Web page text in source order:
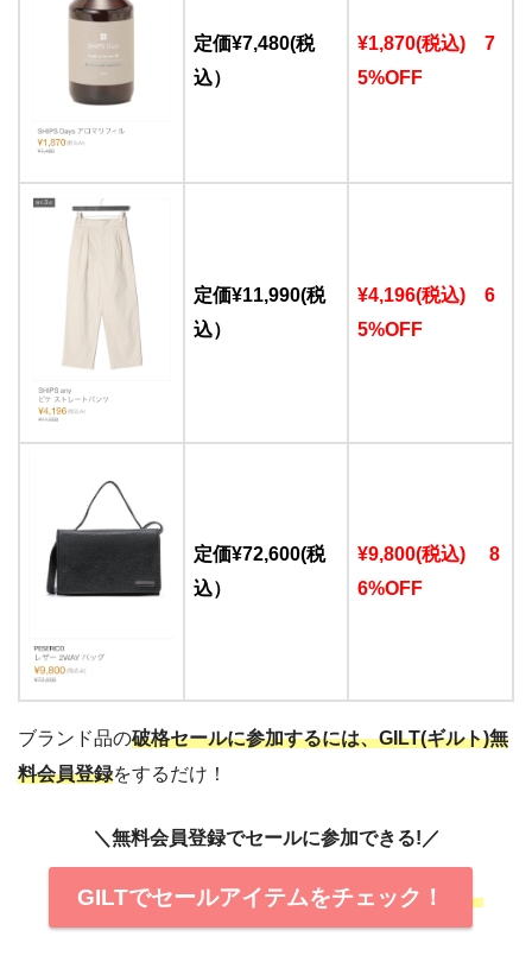
定価¥7,480(税
込）
¥1,870(税込) 7
5%OFF
定価¥11,990(税
込）
¥4,196(税込) 6
5%OFF
定価¥72,600(税
込）
¥9,800(税込) 8
6%OFF
ブランド品の破格セールに参加するには、GILT(ギルト)無
料会員登録をするだけ！
＼無料会員登録でセールに参加できる!／
GILTでセールアイテムをチェック！